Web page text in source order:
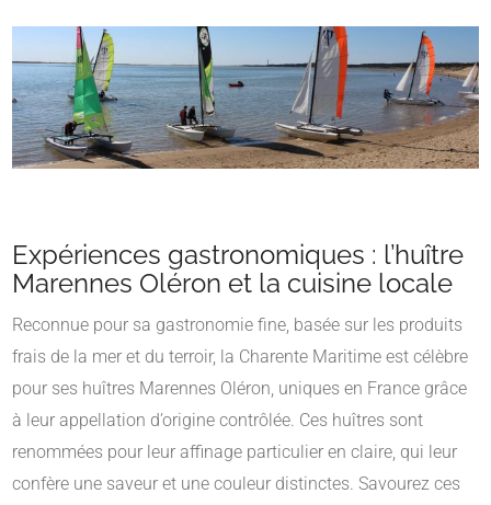
Expériences gastronomiques : l’huître
Marennes Oléron et la cuisine locale
Reconnue pour sa gastronomie fine, basée sur les produits
frais de la mer et du terroir, la Charente Maritime est célèbre
pour ses huîtres Marennes Oléron, uniques en France grâce
à leur appellation d’origine contrôlée. Ces huîtres sont
renommées pour leur affinage particulier en claire, qui leur
confère une saveur et une couleur distinctes. Savourez ces